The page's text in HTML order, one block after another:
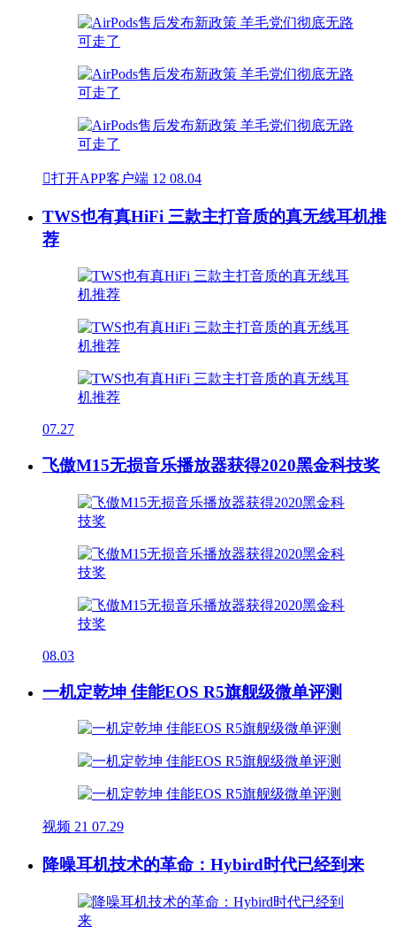
打开APP客户端 12 08.04
TWS也有真HiFi 三款主打音质的真无线耳机推
荐
07.27
飞傲M15无损音乐播放器获得2020黑金科技奖
08.03
一机定乾坤 佳能EOS R5旗舰级微单评测
视频 21 07.29
降噪耳机技术的革命：Hybird时代已经到来